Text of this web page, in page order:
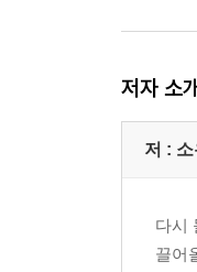
저자 소개
저 :
다시
끌어